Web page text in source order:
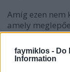
faymiklos - Do
Information
Amíg ezen
amely
értem, akik a
valóságtól.